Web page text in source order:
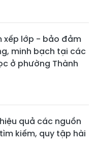
xếp lớp - bảo đảm
minh bạch tại các
ở phường Thành
quả các nguồn
kiếm, quy tập hài